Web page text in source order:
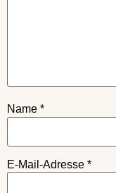
Name *
E-Mail-Adresse *